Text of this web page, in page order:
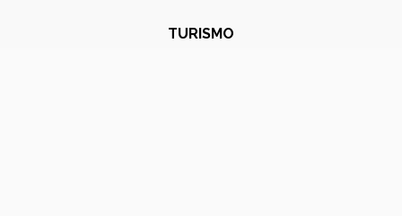
TURISMO